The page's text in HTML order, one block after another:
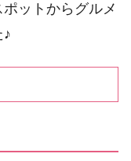
ットからグルメ